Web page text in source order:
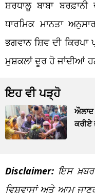
ਸ਼ਰਧਾਲੂ ਬਾਬਾ
ਧਾਰਮਿਕ ਮਾਨਤਾ
ਭਗਵਾਨ ਸ਼ਿਵ ਦੀ
ਮੁਸ਼ਕਲਾਂ ਦੂਰ ਹੋ ਜਾਂਦੀਆਂ
ਇਹ ਵੀ ਪੜ੍ਹੋ
ਔਲਾਦ
ਕਰੀਏ
Disclaimer: ਇਸ ਖ਼ਬਰ
ਵਿਸ਼ਵਾਸਾਂ ਅਤੇ ਆਮ